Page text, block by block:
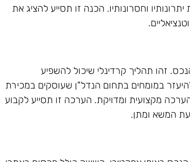
וחסרונותיו. הכנה זו תסייע להציג את
זהו תהליך קרדינלי שיכול להשפיע
במומחים בתחום הנדל"ן שעוסקים במכירת
מקצועית ומדויקת. הערכה זו תסייע לקבוע
המשא ומתן.